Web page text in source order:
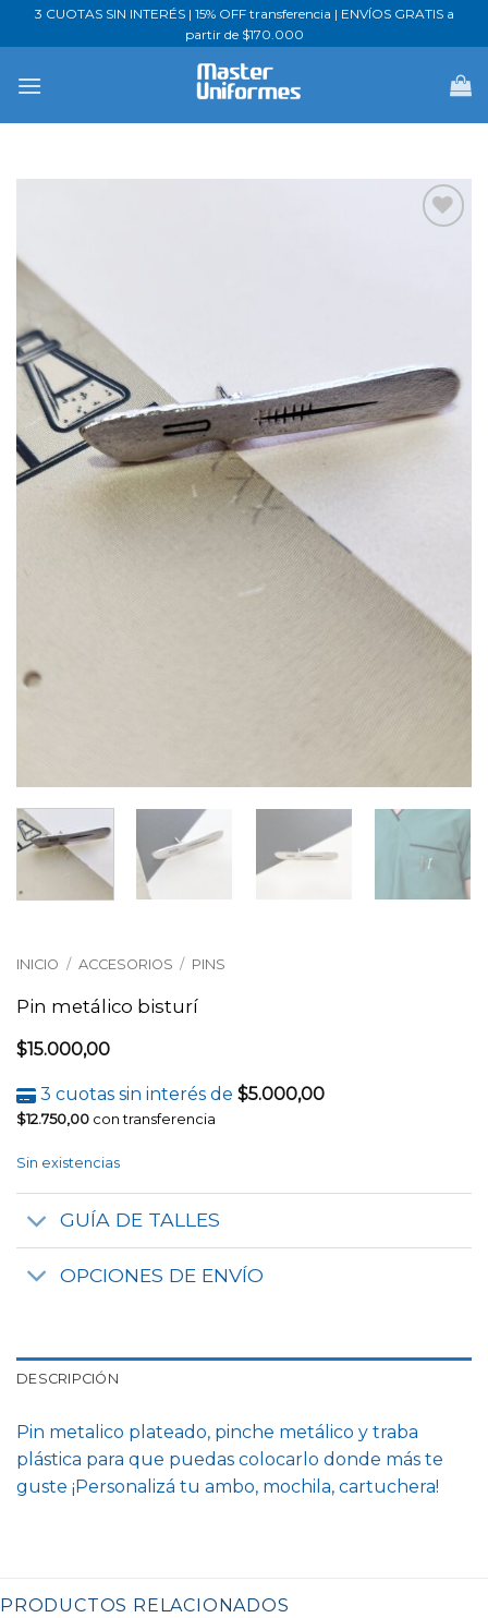
Saltar3 CUOTAS SIN INTERÉS | 15% OFF transferencia | ENVÍOS GRATIS a
partir de $170.000
INICIO / ACCESORIOS / PINS
Pin metálico bisturí
$15.000,00
3 cuotas sin interés de $5.000,00
$12.750,00 con transferencia
Sin existencias
GUÍA DE TALLES
OPCIONES DE ENVÍO
DESCRIPCIÓN
Pin metalico plateado, pinche metálico y traba
plástica para que puedas colocarlo donde más te
guste ¡Personalizá tu ambo, mochila, cartuchera!
PRODUCTOS RELACIONADOS